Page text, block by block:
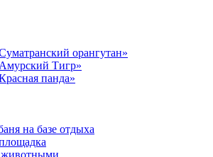
орангутан»
Тигр»
панда»
на базе отдыха